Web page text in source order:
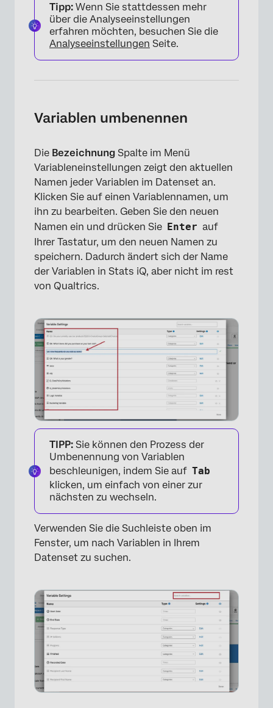
×
Tipp: Wenn Sie stattdessen mehr
über die Analyseeinstellungen
erfahren möchten, besuchen Sie die
Analyseeinstellungen Seite.
Variablen umbenennen
Die Bezeichnung Spalte im Menü
Variableneinstellungen zeigt den aktuellen
Namen jeder Variablen im Datenset an.
Klicken Sie auf einen Variablennamen, um
ihn zu bearbeiten. Geben Sie den neuen
Namen ein und drücken Sie Enter auf
Ihrer Tastatur, um den neuen Namen zu
speichern. Dadurch ändert sich der Name
der Variablen in Stats iQ, aber nicht im rest
von Qualtrics.
TIPP: Sie können den Prozess der
Umbenennung von Variablen
beschleunigen, indem Sie auf Tab
klicken, um einfach von einer zur
nächsten zu wechseln.
Verwenden Sie die Suchleiste oben im
Fenster, um nach Variablen in Ihrem
Datenset zu suchen.